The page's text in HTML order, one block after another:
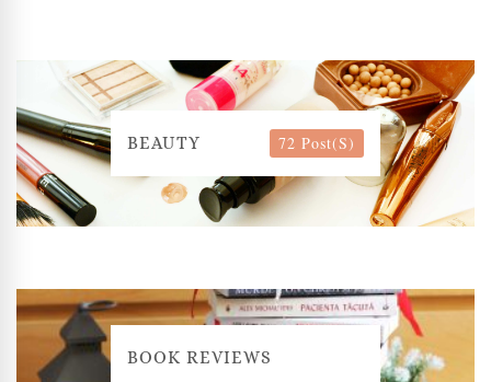
BEAUTY 72 Post(s)
BOOK REVIEWS